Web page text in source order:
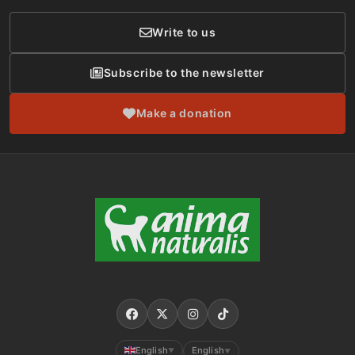
Write to us
Subscribe to the newsletter
Make a donation
English ▼ English ▼